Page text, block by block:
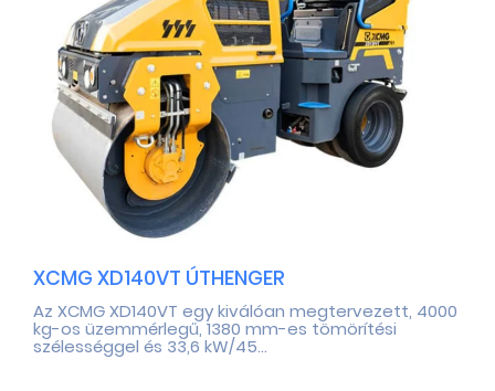
XCMG XD140VT ÚTHENGER
Az XCMG XD140VT egy kiválóan megtervezett, 4000
kg-os üzemmérlegű, 1380 mm-es tömörítési
szélességgel és 33,6 kW/45...